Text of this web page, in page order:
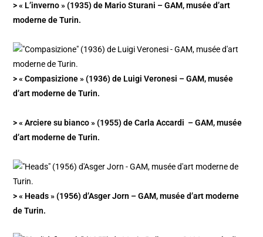
> « L’inverno » (1935) de Mario Sturani – GAM, musée d’art
moderne de Turin.
> « Compasizione » (1936) de Luigi Veronesi – GAM, musée
d’art moderne de Turin.
> « Arciere su bianco » (1955) de Carla Accardi – GAM, musée
d’art moderne de Turin.
> « Heads » (1956) d’Asger Jorn – GAM, musée d’art moderne
de Turin.